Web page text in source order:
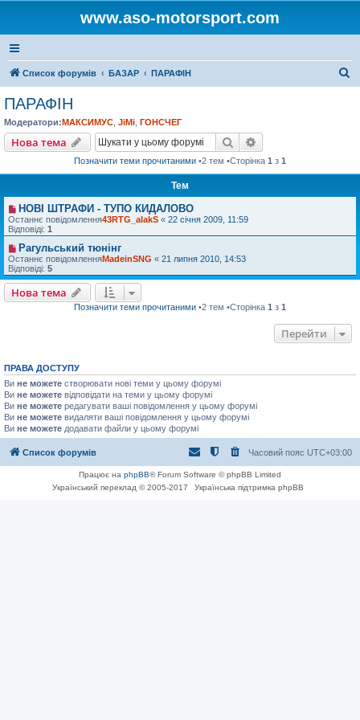
www.aso-motorsport.com
Список форумів БАЗАР ПАРАФІН
ПАРАФІН
Модератори:МАКСИМУС JiMi ГОНСЧЕГ
Нова тема Пошук
Позначити теми прочитаними •2 тем •Сторінка 1 з 1
Тем
НОВІ ШТРАФИ - ТУПО КИДАЛОВО
Останнє повідомлення43RTG_alakS « 22 січня 2009, 11:59
Відповіді: 1
Рагульський тюнінг
Останнє повідомленняMadeinSNG « 21 липня 2010, 14:53
Відповіді: 5
Нова тема
Позначити теми прочитаними •2 тем •Сторінка 1 з 1
Перейти
ПРАВА ДОСТУПУ
Ви не можете створювати нові теми у цьому форумі
Ви не можете відповідати на теми у цьому форумі
Ви не можете редагувати ваші повідомлення у цьому форумі
Ви не можете видаляти ваші повідомлення у цьому форумі
Ви не можете додавати файли у цьому форумі
Список форумів Часовий пояс UTC+03:00
Працює на phpBB® Forum Software © phpBB Limited
Український переклад © 2005-2017
Українська підтримка phpBB